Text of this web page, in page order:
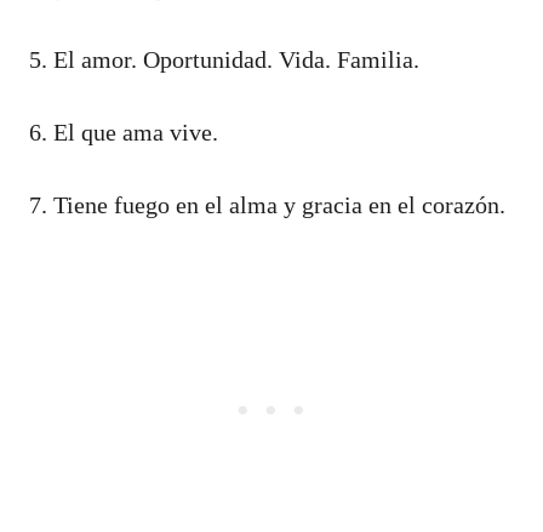
5. El amor. Oportunidad. Vida. Familia.
6. El que ama vive.
7. Tiene fuego en el alma y gracia en el corazón.